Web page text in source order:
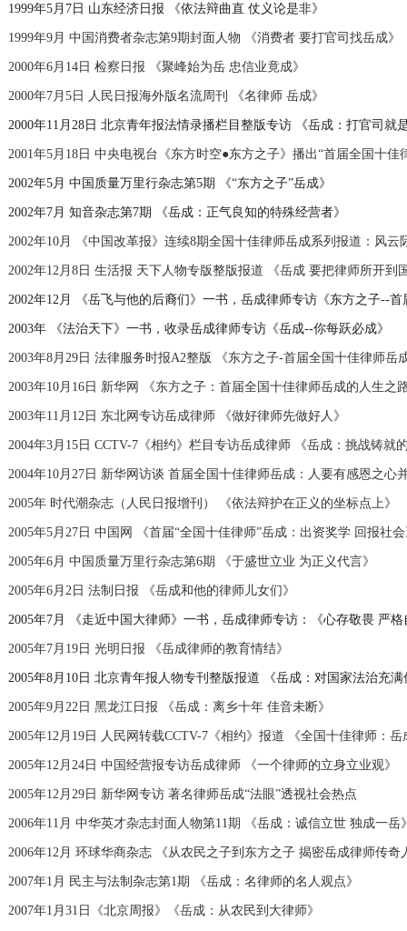
1999年5月7日 山东经济日报 《依法辩曲直 仗义论是非》
1999年9月 中国消费者杂志第9期封面人物 《消费者 要打官司找岳成》
2000年6月14日 检察日报 《聚峰始为岳 忠信业竟成》
2000年7月5日 人民日报海外版名流周刊 《名律师 岳成》
2000年11月28日 北京青年报法情录播栏目整版专访 《岳成：打官司就
2001年5月18日 中央电视台《东方时空●东方之子》播出“首届全国十佳
2002年5月 中国质量万里行杂志第5期 《“东方之子”岳成》
2002年7月 知音杂志第7期 《岳成：正气良知的特殊经营者》
2002年10月 《中国改革报》连续8期全国十佳律师岳成系列报道：风云
2002年12月8日 生活报 天下人物专版整版报道 《岳成 要把律师所开到
2002年12月 《岳飞与他的后裔们》一书，岳成律师专访《东方之子--
2003年 《法治天下》一书，收录岳成律师专访《岳成--你每跃必成》
2003年8月29日 法律服务时报A2整版 《东方之子-首届全国十佳律师岳
2003年10月16日 新华网 《东方之子：首届全国十佳律师岳成的人生之
2003年11月12日 东北网专访岳成律师 《做好律师先做好人》
2004年3月15日 CCTV-7《相约》栏目专访岳成律师 《岳成：挑战铸就
2004年10月27日 新华网访谈 首届全国十佳律师岳成：人要有感恩之心
2005年 时代潮杂志（人民日报增刊） 《依法辩护在正义的坐标点上》
2005年5月27日 中国网 《首届“全国十佳律师”岳成：出资奖学 回报社
2005年6月 中国质量万里行杂志第6期 《于盛世立业 为正义代言》
2005年6月2日 法制日报 《岳成和他的律师儿女们》
2005年7月 《走近中国大律师》一书，岳成律师专访：《心存敬畏 严格
2005年7月19日 光明日报 《岳成律师的教育情结》
2005年8月10日 北京青年报人物专刊整版报道 《岳成：对国家法治充满
2005年9月22日 黑龙江日报 《岳成：离乡十年 佳音未断》
2005年12月19日 人民网转载CCTV-7《相约》报道 《全国十佳律师：岳
2005年12月24日 中国经营报专访岳成律师 《一个律师的立身立业观》
2005年12月29日 新华网专访 著名律师岳成“法眼”透视社会热点
2006年11月 中华英才杂志封面人物第11期 《岳成：诚信立世 独成一岳
2006年12月 环球华商杂志 《从农民之子到东方之子 揭密岳成律师传奇
2007年1月 民主与法制杂志第1期 《岳成：名律师的名人观点》
2007年1月31日《北京周报》《岳成：从农民到大律师》